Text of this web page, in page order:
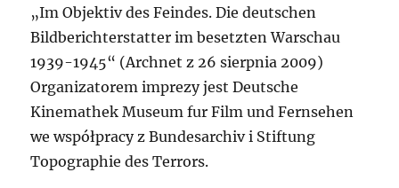
„Im Objektiv des Feindes. Die deutschen
Bildberichterstatter im besetzten Warschau
1939-1945“ (Archnet z 26 sierpnia 2009)
Organizatorem imprezy jest Deutsche
Kinemathek Museum fur Film und Fernsehen
we współpracy z Bundesarchiv i Stiftung
Topographie des Terrors.